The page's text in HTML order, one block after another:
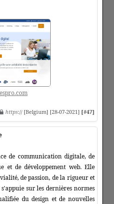
https:// [Belgium] [28-07-2021] [#47]
de communication digitale, de
et de développement web. Elle
de passion, de la rigueur et
sur les dernières normes
du design et de nouvelles